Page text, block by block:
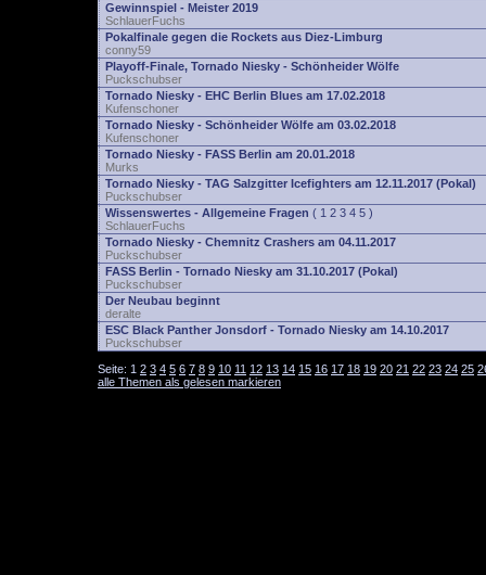
Gewinnspiel - Meister 2019
SchlauerFuchs
Pokalfinale gegen die Rockets aus Diez-Limburg
conny59
Playoff-Finale, Tornado Niesky - Schönheider Wölfe
Puckschubser
Tornado Niesky - EHC Berlin Blues am 17.02.2018
Kufenschoner
Tornado Niesky - Schönheider Wölfe am 03.02.2018
Kufenschoner
Tornado Niesky - FASS Berlin am 20.01.2018
Murks
Tornado Niesky - TAG Salzgitter Icefighters am 12.11.2017 (Pokal)
Puckschubser
Wissenswertes - Allgemeine Fragen ( 1 2 3 4 5 )
SchlauerFuchs
Tornado Niesky - Chemnitz Crashers am 04.11.2017
Puckschubser
FASS Berlin - Tornado Niesky am 31.10.2017 (Pokal)
Puckschubser
Der Neubau beginnt
deralte
ESC Black Panther Jonsdorf - Tornado Niesky am 14.10.2017
Puckschubser
Seite: 1 2 3 4 5 6 7 8 9 10 11 12 13 14 15 16 17 18 19 20 21 22 23 24 25
alle Themen als gelesen markieren